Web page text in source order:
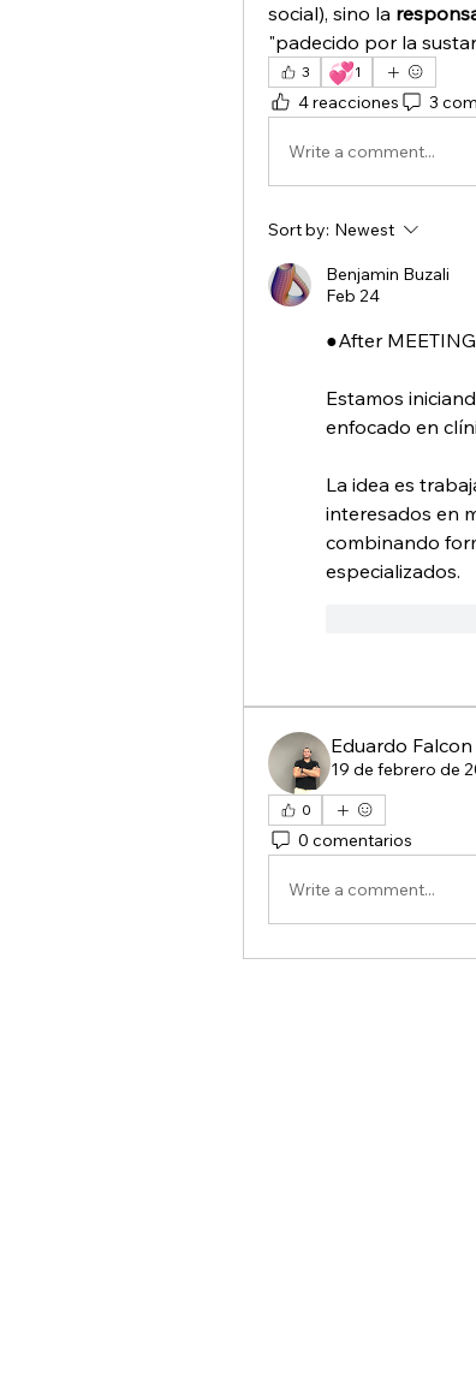
social), sino la
"padecido por la
3 💞1
4 reacciones 3
Write a comment...
Sort by: Newest
Benjamin Buzali
Feb 24
●After MEETING
Estamos
enfocado en
La idea es
interesados en
combinando
especializados.
Eduardo Falcon
19 de febrero de
0
0 comentarios
Write a comment...